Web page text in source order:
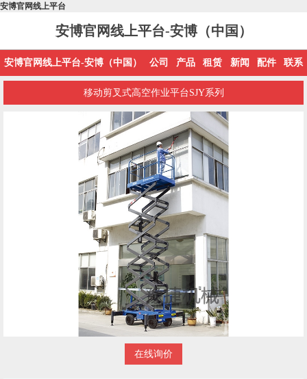
安博官网线上平台
安博官网线上平台-安博（中国）
安博官网线上平台-安博（中国） 公司 产品 租赁 新闻 配件 联系
移动剪叉式高空作业平台SJY系列
在线询价